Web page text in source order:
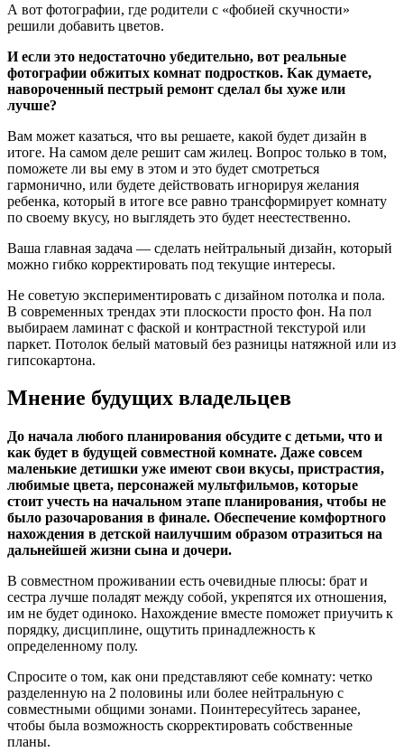
А вот фотографии, где родители с «фобией скучности»
решили добавить цветов.
И если это недостаточно убедительно, вот реальные
фотографии обжитых комнат подростков. Как думаете,
навороченный пестрый ремонт сделал бы хуже или
лучше?
Вам может казаться, что вы решаете, какой будет дизайн в
итоге. На самом деле решит сам жилец. Вопрос только в том,
поможете ли вы ему в этом и это будет смотреться
гармонично, или будете действовать игнорируя желания
ребенка, который в итоге все равно трансформирует комнату
по своему вкусу, но выглядеть это будет неестественно.
Ваша главная задача — сделать нейтральный дизайн, который
можно гибко корректировать под текущие интересы.
Не советую экспериментировать с дизайном потолка и пола.
В современных трендах эти плоскости просто фон. На пол
выбираем ламинат с фаской и контрастной текстурой или
паркет. Потолок белый матовый без разницы натяжной или из
гипсокартона.
Мнение будущих владельцев
До начала любого планирования обсудите с детьми, что и
как будет в будущей совместной комнате. Даже совсем
маленькие детишки уже имеют свои вкусы, пристрастия,
любимые цвета, персонажей мультфильмов, которые
стоит учесть на начальном этапе планирования, чтобы не
было разочарования в финале. Обеспечение комфортного
нахождения в детской наилучшим образом отразиться на
дальнейшей жизни сына и дочери.
В совместном проживании есть очевидные плюсы: брат и
сестра лучше поладят между собой, укрепятся их отношения,
им не будет одиноко. Нахождение вместе поможет приучить к
порядку, дисциплине, ощутить принадлежность к
определенному полу.
Спросите о том, как они представляют себе комнату: четко
разделенную на 2 половины или более нейтральную с
совместными общими зонами. Поинтересуйтесь заранее,
чтобы была возможность скорректировать собственные
планы.